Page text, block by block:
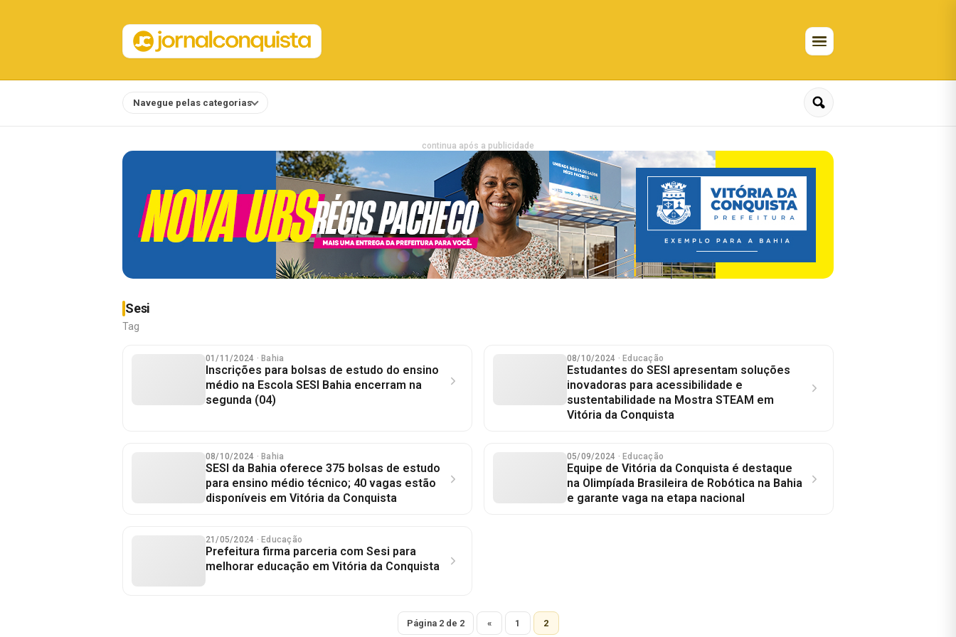
Navegue pelas categorias
continua após a publicidade
Sesi
Tag
01/11/2024 · Bahia
Inscrições para bolsas de estudo do ensino
médio na Escola SESI Bahia encerram na
segunda (04)
08/10/2024 · Educação
Estudantes do SESI apresentam soluções
inovadoras para acessibilidade e
sustentabilidade na Mostra STEAM em
Vitória da Conquista
08/10/2024 · Bahia
SESI da Bahia oferece 375 bolsas de estudo
para ensino médio técnico; 40 vagas estão
disponíveis em Vitória da Conquista
05/09/2024 · Educação
Equipe de Vitória da Conquista é destaque
na Olimpíada Brasileira de Robótica na Bahia
e garante vaga na etapa nacional
21/05/2024 · Educação
Prefeitura firma parceria com Sesi para
melhorar educação em Vitória da Conquista
Página 2 de 2 « 1 2